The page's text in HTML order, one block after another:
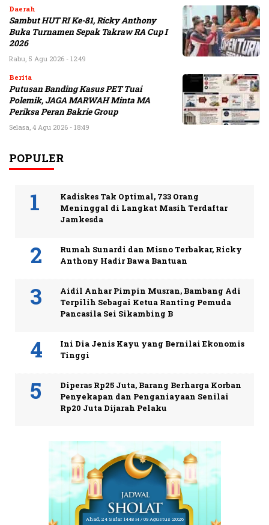
Daerah
Sambut HUT RI Ke-81, Ricky Anthony
Buka Turnamen Sepak Takraw RA Cup I
2026
Rabu, 5 Agu 2026 - 12:49
Berita
Putusan Banding Kasus PET Tuai
Polemik, JAGA MARWAH Minta MA
Periksa Peran Bakrie Group
Selasa, 4 Agu 2026 - 18:49
POPULER
Kadiskes Tak Optimal, 733 Orang
Meninggal di Langkat Masih Terdaftar
Jamkesda
Rumah Sunardi dan Misno Terbakar, Ricky
Anthony Hadir Bawa Bantuan
Aidil Anhar Pimpin Musran, Bambang Adi
Terpilih Sebagai Ketua Ranting Pemuda
Pancasila Sei Sikambing B
Ini Dia Jenis Kayu yang Bernilai Ekonomis
Tinggi
Diperas Rp25 Juta, Barang Berharga Korban
Penyekapan dan Penganiayaan Senilai
Rp20 Juta Dijarah Pelaku
Ahad, 24 Safar 1448 H / 09 Agustus 2026